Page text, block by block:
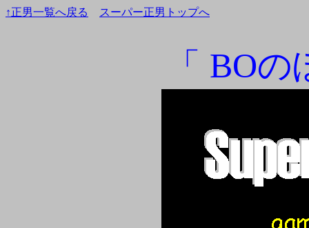
↑正男一覧へ戻る スーパー正男トップへ
「 BO